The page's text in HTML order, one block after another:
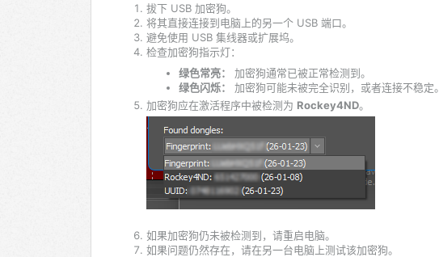
拔下 USB 加密狗。
将其直接连接到电脑上的另一个 USB 端口。
避免使用 USB 集线器或扩展坞。
检查加密狗指示灯：
绿色常亮：
加密狗通常已被正常检测到。
绿色闪烁：
加密狗可能未被完全识别，或者连接不稳定。
加密狗应在激活程序中被检测为 Rockey4ND。
如果加密狗仍未被检测到，请重启电脑。
如果问题仍然存在，请在另一台电脑上测试该加密狗。